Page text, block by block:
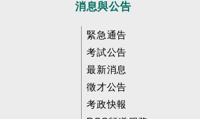
消息與公告
緊急通告
考試公告
最新消息
徵才公告
考政快報